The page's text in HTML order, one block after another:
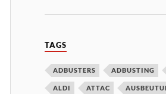
TAGS
ADBUSTERS ADBUSTING
ALDI ATTAC